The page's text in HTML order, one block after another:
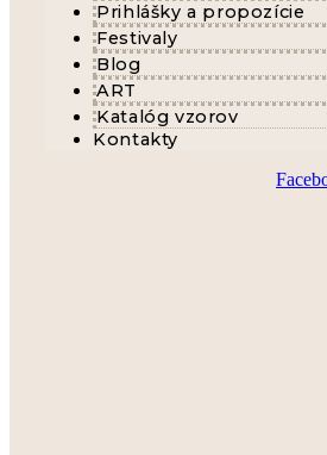
Prihlášky a propozície
Festivaly
Blog
ART
Katalóg vzorov
Kontakty